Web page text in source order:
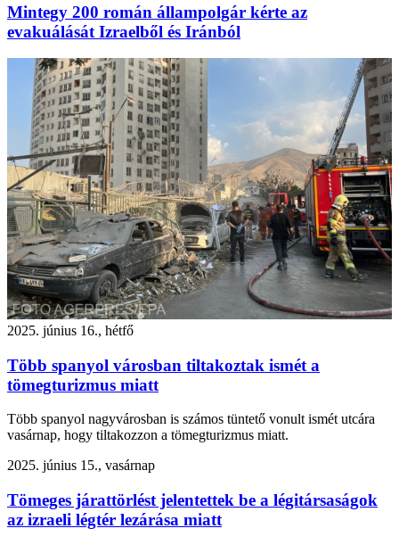
Mintegy 200 román állampolgár kérte az
evakuálását Izraelből és Iránból
2025. június 16., hétfő
Több spanyol városban tiltakoztak ismét a
tömegturizmus miatt
Több spanyol nagyvárosban is számos tüntető vonult ismét utcára
vasárnap, hogy tiltakozzon a tömegturizmus miatt.
2025. június 15., vasárnap
Tömeges járattörlést jelentettek be a légitársaságok
az izraeli légtér lezárása miatt